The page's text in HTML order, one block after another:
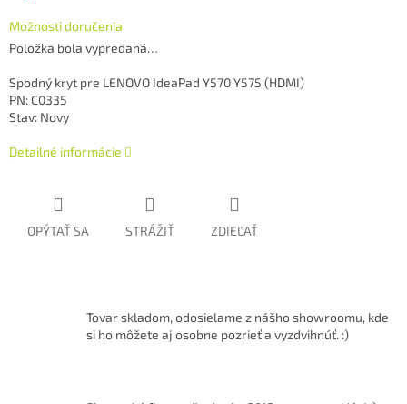
Možnosti doručenia
Položka bola vypredaná…
Spodný kryt pre LENOVO IdeaPad Y570 Y575 (HDMI)
PN: C0335
Stav: Novy
Detailné informácie
OPÝTAŤ SA STRÁŽIŤ ZDIEĽAŤ
Tovar skladom, odosielame z nášho showroomu, kde
si ho môžete aj osobne pozrieť a vyzdvihnúť. :)